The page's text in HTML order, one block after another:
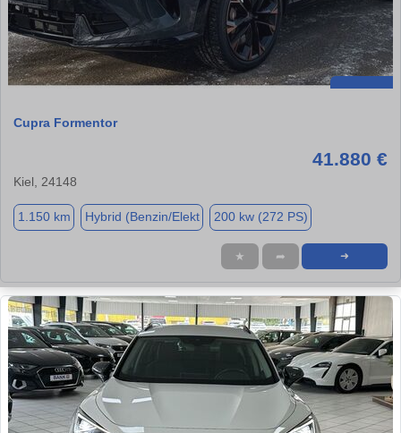
Cupra Formentor
41.880 €
Kiel, 24148
1.150 km Hybrid (Benzin/Elekt 200 kw (272 PS)
★ ➦ ➜